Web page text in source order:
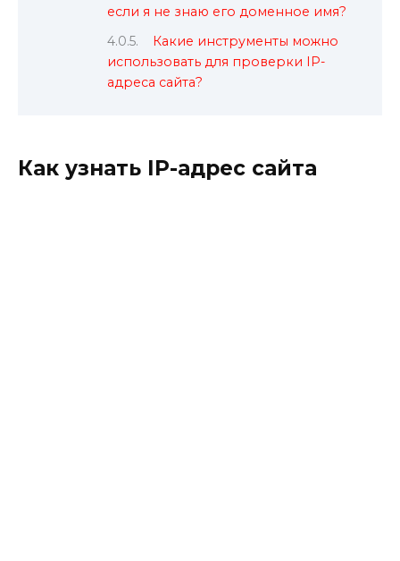
если я не знаю его доменное имя?
Какие инструменты можно
использовать для проверки IP-
адреса сайта?
Как узнать IP-адрес сайта